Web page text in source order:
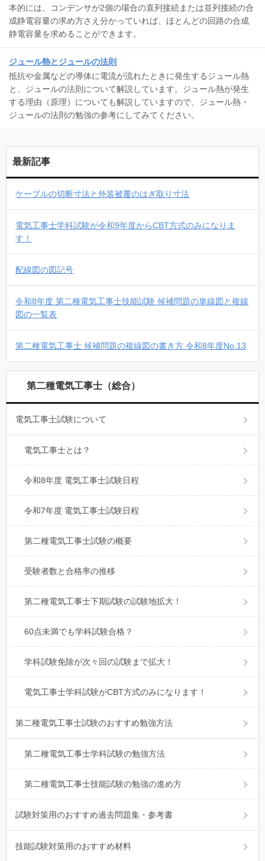
本的には、コンデンサが2個の場合の直列接続または並列接続の合
成静電容量の求め方さえ分かっていれば、ほとんどの回路の合成
静電容量を求めることができます。
ジュール熱とジュールの法則
抵抗や金属などの導体に電流が流れたときに発生するジュール熱
と、ジュールの法則について解説しています。ジュール熱が発生
する理由（原理）についても解説していますので、ジュール熱・
ジュールの法則の勉強の参考にしてみてください。
最新記事
ケーブルの切断寸法と外装被覆のはぎ取り寸法
電気工事士学科試験が令和9年度からCBT方式のみになりま
す！
配線図の図記号
令和8年度 第二種電気工事士技能試験 候補問題の単線図と複線
図の一覧表
第二種電気工事士 候補問題の複線図の書き方 令和8年度No.13
第二種電気工事士（総合）
電気工事士試験について
電気工事士とは？
令和8年度 電気工事士試験日程
令和7年度 電気工事士試験日程
第二種電気工事士試験の概要
受験者数と合格率の推移
第二種電気工事士下期試験の試験地拡大！
60点未満でも学科試験合格？
学科試験免除が次々回の試験まで拡大！
電気工事士学科試験がCBT方式のみになります！
第二種電気工事士試験のおすすめ勉強方法
第二種電気工事士学科試験の勉強方法
第二種電気工事士技能試験の勉強の進め方
試験対策用のおすすめ過去問題集・参考書
技能試験対策用のおすすめ材料